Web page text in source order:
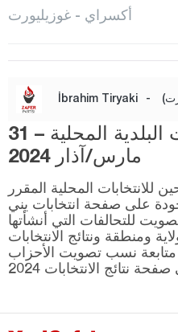
غوزيليورت
إهلارا
المركز
صاغلق
ساراياهشي
سليما
سلطان خانة
توباككايا
أكسراي - غوزيليورت
İbrahim Tiryaki -
المرشحون للانتخابات البلدية المحلية – 31
مارس/آذار 2024
للانتخابات المحلية المقرر
مارس موجودة على صفحة انتخابات يني
للتحالفات التي أنشأتها
التركية في 81 ولاية ومنطقة ونتائج الانتخابات
نسب تصويت الأحزاب